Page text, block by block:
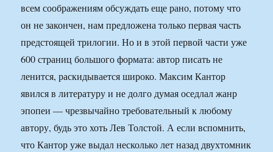
всем соображениям обсуждать еще рано, потому что
он не закончен, нам предложена только первая часть
предстоящей трилогии. Но и в этой первой части уже
600 страниц большого формата: автор писать не
ленится, раскидывается широко. Максим Кантор
явился в литературу и не долго думая оседлал жанр
эпопеи — чрезвычайно требовательный к любому
автору, будь это хоть Лев Толстой. А если вспомнить,
что Кантор уже выдал несколько лет назад двухтомник